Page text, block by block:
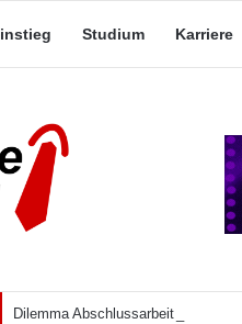
Studium Karriere
Dilemma Abschlussarbeit: Was